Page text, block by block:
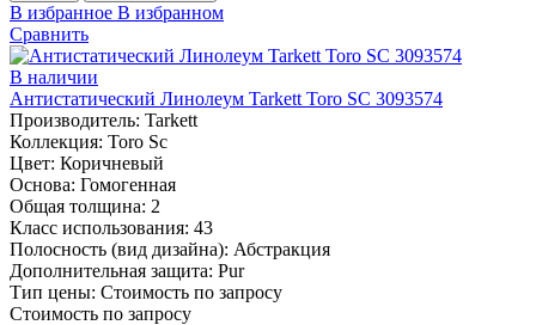
В избранное В избранном
Сравнить
В наличии
Антистатический Линолеум Tarkett Toro SC 3093574
Производитель: Tarkett
Коллекция: Toro Sc
Цвет: Коричневый
Основа: Гомогенная
Общая толщина: 2
Класс использования: 43
Полосность (вид дизайна): Абстракция
Дополнительная защита: Pur
Тип цены: Стоимость по запросу
Стоимость по запросу